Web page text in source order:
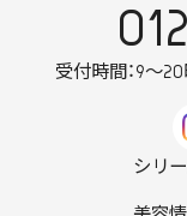
受付時間：9～
シリ